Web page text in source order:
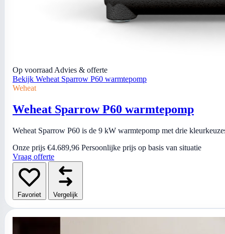
Op voorraad Advies & offerte
Bekijk Weheat Sparrow P60 warmtepomp
Weheat
Weheat Sparrow P60 warmtepomp
Weheat Sparrow P60 is de 9 kW warmtepomp met drie
Onze prijs €4.689,96 Persoonlijke prijs op basis van situatie
Vraag offerte
Favoriet Vergelijk